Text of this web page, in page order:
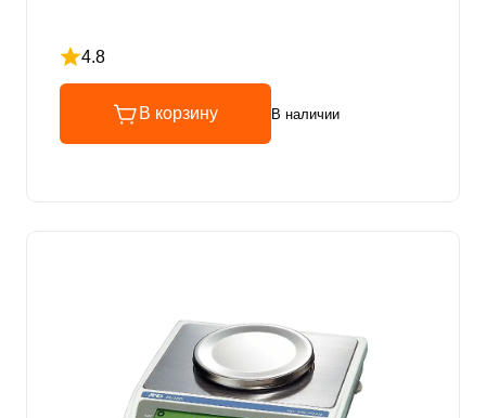
4.8
Рейтинг 4.8 из 5
В корзину В наличии